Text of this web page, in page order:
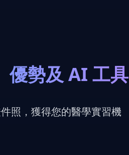
優勢及 AI 工具
照，獲得您的醫學實習機